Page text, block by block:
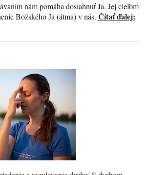
nám pomáha dosiahnuť Ja. Jej cieľom
Božského Ja (átma) v nás. Čítať ďalej: